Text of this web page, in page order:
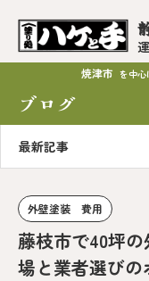
焼津市 を中心
ブログ
最新記事
外壁塗装 費用
藤枝市で40坪
場と業者選びの